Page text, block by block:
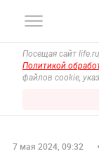
Посещая сайт
Политикой
файлов cookie,
7 мая 2024, 09:32